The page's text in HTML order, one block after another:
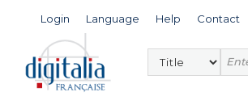
Login Language Help Contact